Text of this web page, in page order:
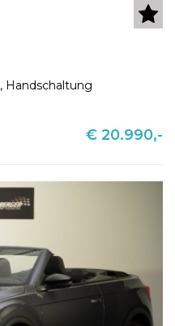
, Handschaltung
€ 20.990,-